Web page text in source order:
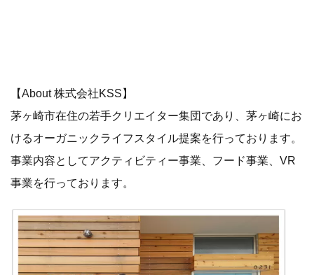
【About 株式会社KSS】
茅ヶ崎市在住の若手クリエイター集団であり、茅ヶ崎にお
けるオーガニックライフスタイル提案を行っております。
事業内容としてアクティビティー事業、フード事業、VR
事業を行っております。